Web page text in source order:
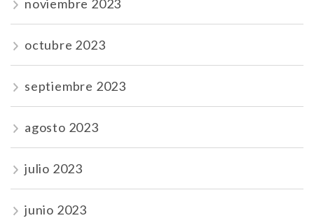
noviembre 2023
octubre 2023
septiembre 2023
agosto 2023
julio 2023
junio 2023